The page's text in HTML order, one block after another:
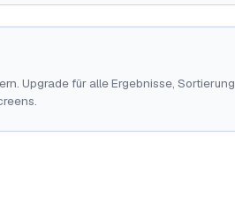
Upgrade für alle Ergebnisse, Sortierung